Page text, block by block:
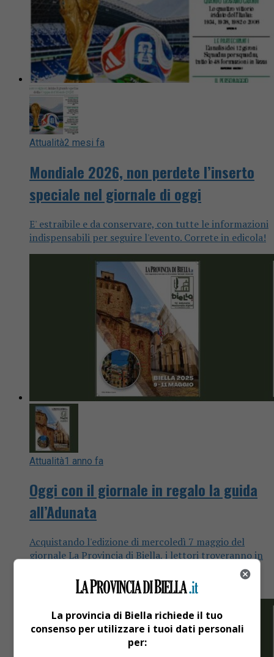
Attualità2 mesi fa
Mondiale 2026, non perdete l’inserto
speciale nel giornale di oggi
E' estraibile e da conservare, con tutte le informazioni
indispensabili per seguire l'evento. Correte in edicola!
Attualità1 anno fa
Oggi con il giornale in regalo la guida
all’Adunata
Acquistando l'edizione di mercoledì 7 maggio del
giornale La Provincia di Biella, i lettori troveranno in
interamente dedicato...
La provincia di Biella richiede il tuo
consenso per utilizzare i tuoi dati personali
per: